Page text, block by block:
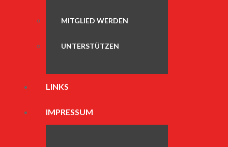
MITGLIED WERDEN
UNTERSTÜTZEN
LINKS
IMPRESSUM